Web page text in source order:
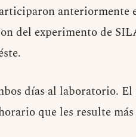
anteriormente
del experimento de
días al laboratorio.
que les resulte más